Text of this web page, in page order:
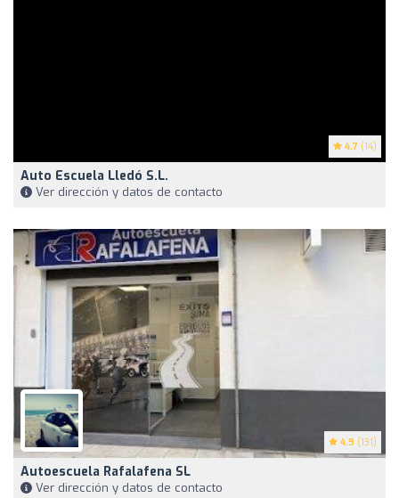
4.7 (14)
Auto Escuela Lledó S.L.
Ver dirección y datos de contacto
4.9 (131)
Autoescuela Rafalafena SL
Ver dirección y datos de contacto